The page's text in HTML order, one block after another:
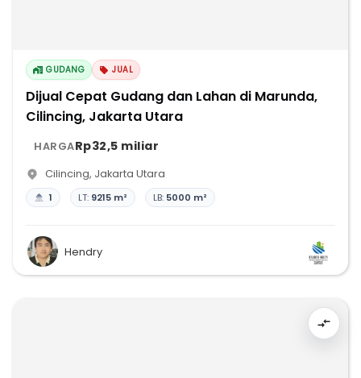
GUDANG JUAL
Dijual Cepat Gudang dan Lahan di Marunda,
Cilincing, Jakarta Utara
HARGARp32,5 miliar
Cilincing, Jakarta Utara
1 LT: 9215 m² LB: 5000 m²
Hendry